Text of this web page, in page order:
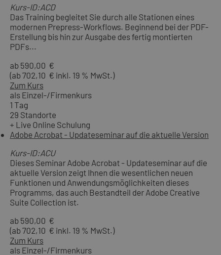
Kurs-ID:ACD
Das Training begleitet Sie durch alle Stationen eines
modernen Prepress-Workflows. Beginnend bei der PDF-
Erstellung bis hin zur Ausgabe des fertig montierten
PDFs...
ab 590,00 €
(ab 702,10 € inkl. 19 % MwSt.)
Zum Kurs
als Einzel-/Firmenkurs
1 Tag
29 Standorte
+ Live Online Schulung
Adobe Acrobat - Updateseminar auf die aktuelle Version
Kurs-ID:ACU
Dieses Seminar Adobe Acrobat - Updateseminar auf die
aktuelle Version zeigt Ihnen die wesentlichen neuen
Funktionen und Anwendungsmöglichkeiten dieses
Programms, das auch Bestandteil der Adobe Creative
Suite Collection ist.
ab 590,00 €
(ab 702,10 € inkl. 19 % MwSt.)
Zum Kurs
als Einzel-/Firmenkurs